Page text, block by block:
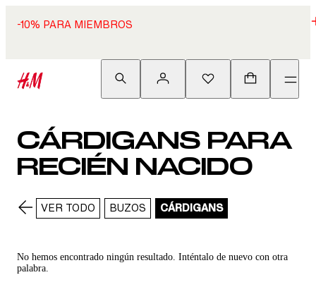
-10% PARA MIEMBROS
CÁRDIGANS PARA
RECIÉN NACIDO
VER TODO BUZOS CÁRDIGANS
No hemos encontrado ningún resultado. Inténtalo de nuevo con otra
palabra.